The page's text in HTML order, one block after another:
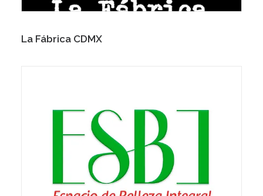
La Fábrica CDMX